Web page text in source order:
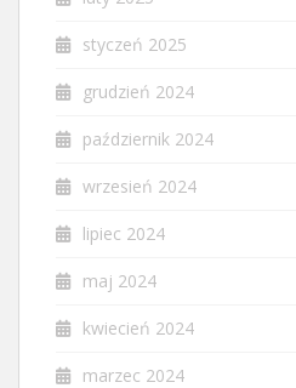
styczeń 2025
grudzień 2024
październik 2024
wrzesień 2024
lipiec 2024
maj 2024
kwiecień 2024
marzec 2024